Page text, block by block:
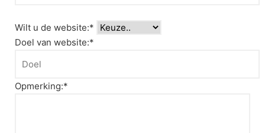
Wilt u de website:*
Doel van website:*
Opmerking:*